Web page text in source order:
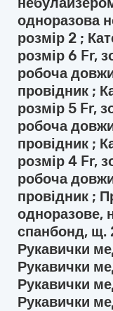
одноразова
розмір 2 ;
розмір 6 Fr,
робоча
провідник ;
розмір 5 Fr,
робоча
провідник ;
розмір 4 Fr,
робоча
провідник ;
одноразове,
спанбонд, щ.
Рукавички
Рукавички
Рукавички
Рукавички